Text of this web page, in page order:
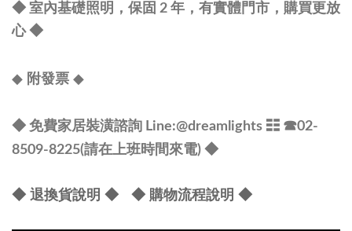
◆ 室內基礎照明，保固 2 年，有實體門市，購買更放
心◆
◆ 附發票◆
◆ 免費家居裝潢諮詢 Line:@dreamlights ☷ ☎02-
8509-8225(請在上班時間來電) ◆
◆ 退換貨說明 ◆ ◆ 購物流程說明 ◆